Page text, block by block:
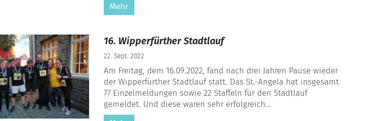
Mehr
16. Wipperfürther Stadtlauf
22. Sept. 2022
Am Freitag, dem 16.09.2022, fand nach drei Jahren Pause wieder
der Wipperfürther Stadtlauf statt. Das St.-Angela hat insgesamt
77 Einzelmeldungen sowie 22 Staffeln für den Stadtlauf
gemeldet. Und diese waren sehr erfolgreich...